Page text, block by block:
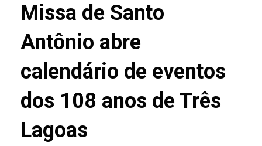
Missa de Santo
Antônio abre
calendário de eventos
dos 108 anos de Três
Lagoas